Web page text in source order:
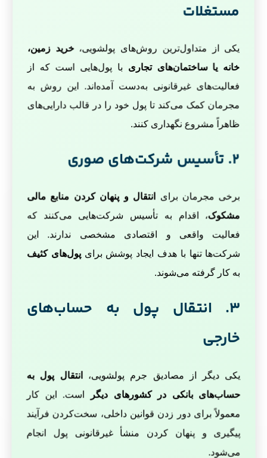
مستغلات
یکی از متداول‌ترین روش‌های پولشویی،خرید زمین،
خانه یا ساختمان‌های تجاری با پول‌هایی است که از
فعالیت‌های غیرقانونی به‌دست آمده‌اند. این روش به
مجرمان کمک می‌کند تا پول خود را در قالب دارایی‌های
ظاهراً مشروع نگهداری کنند.
2. تأسیس شرکت‌های صوری
برخی مجرمان برای انتقال و پنهان کردن منابع مالی
مشکوک، اقدام به تأسیس شرکت‌هایی می‌کنند که
فعالیت واقعی و اقتصادی مشخصی ندارند. این
شرکت‌ها تنها با هدف ایجاد پوشش برایپول‌های کثیف
به کار گرفته می‌شوند.
3. انتقال پول به حساب‌های
خارجی
یکی دیگر از مصادیق جرم پولشویی، انتقال پول به
حساب‌های بانکی در کشورهای دیگر است. این کار
معمولاً برای دور زدن قوانین داخلی، سخت‌کردن فرآیند
پیگیری و پنهان کردن منشأ غیرقانونی پول انجام
می‌شود.